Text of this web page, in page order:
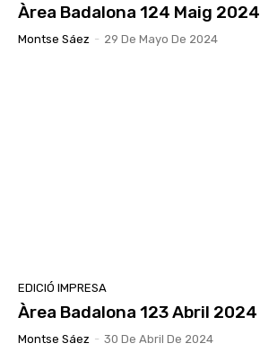
Àrea Badalona 124 Maig 2024
Montse Sáez - 29 De Mayo De 2024
EDICIÓ IMPRESA
Àrea Badalona 123 Abril 2024
Montse Sáez - 30 De Abril De 2024